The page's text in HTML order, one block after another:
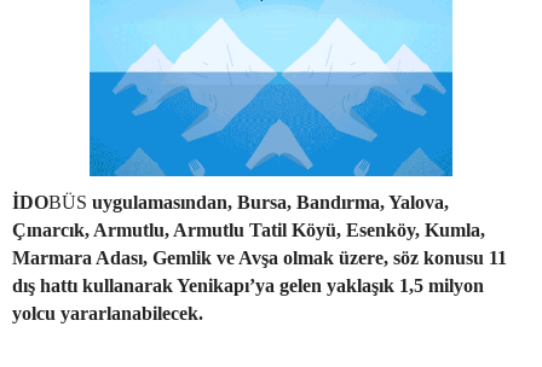
İDOBÜS uygulamasından, Bursa, Bandırma, Yalova,
Çınarcık, Armutlu, Armutlu Tatil Köyü, Esenköy, Kumla,
Marmara Adası, Gemlik ve Avşa olmak üzere, söz konusu 11
dış hattı kullanarak Yenikapı’ya gelen yaklaşık 1,5 milyon
yolcu yararlanabilecek.